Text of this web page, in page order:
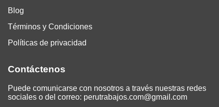
Blog
Términos y Condiciones
Políticas de privacidad
Contáctenos
Puede comunicarse con nosotros a través nuestras redes
sociales o del correo: perutrabajos.com@gmail.com